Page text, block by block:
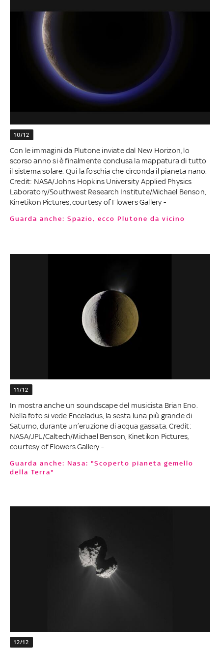
10/12
Con le immagini da Plutone inviate dal New Horizon, lo
scorso anno si è finalmente conclusa la mappatura di tutto
il sistema solare. Qui la foschia che circonda il pianeta nano.
Credit: NASA/Johns Hopkins University Applied Physics
Laboratory/Southwest Research Institute/Michael Benson,
Kinetikon Pictures, courtesy of Flowers Gallery -
Guarda anche: Spazio, ecco Plutone da vicino
11/12
In mostra anche un soundscape del musicista Brian Eno.
Nella foto si vede Enceladus, la sesta luna più grande di
Saturno, durante un’eruzione di acqua gassata. Credit:
NASA/JPL/Caltech/Michael Benson, Kinetikon Pictures,
courtesy of Flowers Gallery -
Guarda anche: Nasa: "Scoperto pianeta gemello
della Terra"
12/12